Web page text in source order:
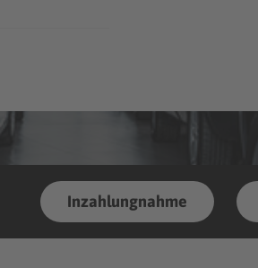
Inzahlungnahme